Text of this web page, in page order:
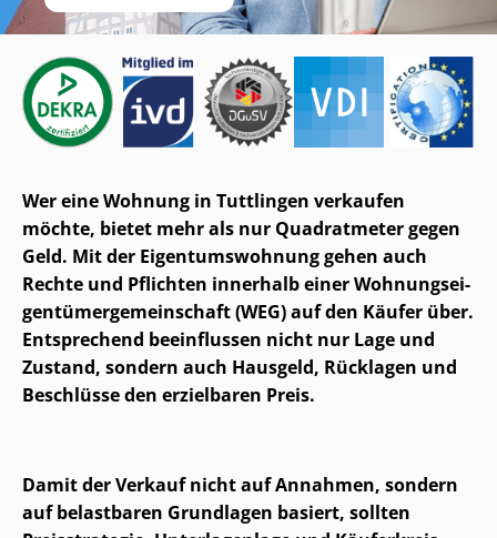
Wer eine Wohnung in Tuttlingen verkaufen
möchte, bietet mehr als nur Quadratmeter gegen
Geld. Mit der Ei­gen­tums­woh­nung gehen auch
Rechte und Pflichten innerhalb einer Woh­nungs­ei­
gen­tü­mer­ge­mein­schaft (WEG) auf den Käufer über.
Entsprechend beeinflussen nicht nur Lage und
Zustand, sondern auch Hausgeld, Rücklagen und
Beschlüsse den erzielbaren Preis.
Damit der Verkauf nicht auf Annahmen, sondern
auf belastbaren Grundlagen basiert, sollten